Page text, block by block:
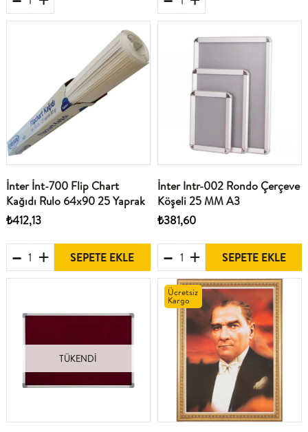
İnter İnt-700 Flip Chart
Kağıdı Rulo 64x90 25 Yaprak
₺412,13
SEPETE EKLE
İnter Intr-002 Rondo Çerçeve
Köşeli 25 MM A3
₺381,60
SEPETE EKLE
TÜKENDI
Ücretsiz
Kargo